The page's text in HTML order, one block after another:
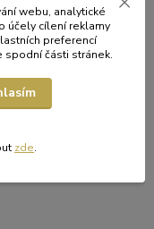
webu, analytické
účely cílení reklamy
preferencí
spodní části stránek.
zde.